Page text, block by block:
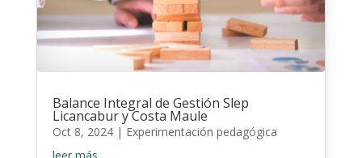
Balance Integral de Gestión Slep
Licancabur y Costa Maule
Oct 8, 2024| Experimentación pedagógica